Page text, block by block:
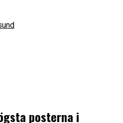
posterna i